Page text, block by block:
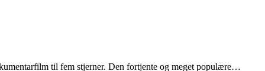
til fem stjerner. Den fortjente og meget populære…